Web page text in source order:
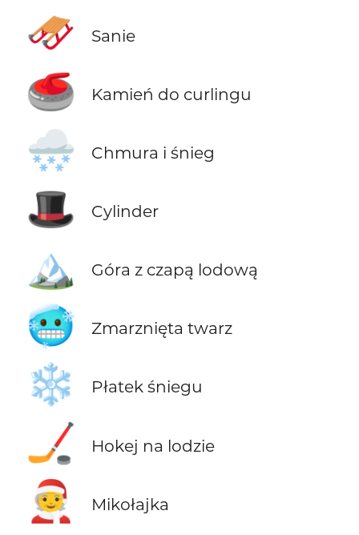
🛷 Sanie
🥌 Kamień do curlingu
🌨️ Chmura i śnieg
🎩 Cylinder
🏔️ Góra z czapą lodową
🥶 Zmarznięta twarz
❄️ Płatek śniegu
🏒 Hokej na lodzie
🧑‍🎄 Mikołajka